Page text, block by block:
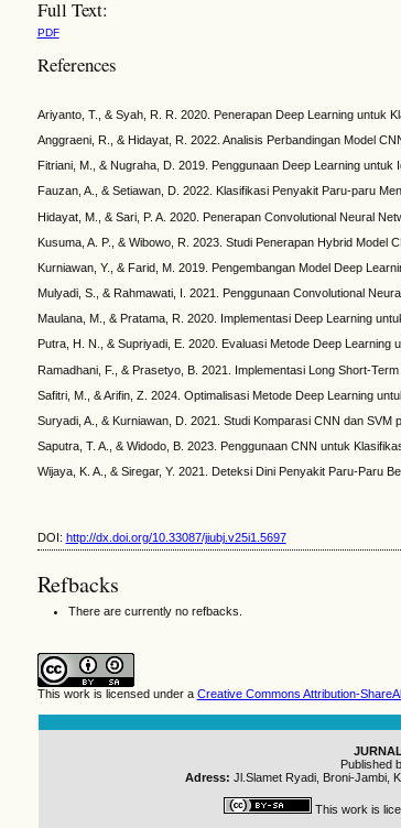
Full Text:
PDF
References
Ariyanto, T., & Syah, R. R. 2020. Penerapan Deep Learning untuk
Anggraeni, R., & Hidayat, R. 2022. Analisis Perbandingan Model
Fitriani, M., & Nugraha, D. 2019. Penggunaan Deep Learning
Fauzan, A., & Setiawan, D. 2022. Klasifikasi Penyakit Paru-paru
Hidayat, M., & Sari, P. A. 2020. Penerapan Convolutional Neural
Kusuma, A. P., & Wibowo, R. 2023. Studi Penerapan Hybrid
Kurniawan, Y., & Farid, M. 2019. Pengembangan Model Deep
Mulyadi, S., & Rahmawati, I. 2021. Penggunaan Convolutional
Maulana, M., & Pratama, R. 2020. Implementasi Deep Learning
Putra, H. N., & Supriyadi, E. 2020. Evaluasi Metode Deep
Ramadhani, F., & Prasetyo, B. 2021. Implementasi Long Short-
Safitri, M., & Arifin, Z. 2024. Optimalisasi Metode Deep Learning
Suryadi, A., & Kurniawan, D. 2021. Studi Komparasi CNN dan
Saputra, T. A., & Widodo, B. 2023. Penggunaan CNN untuk
Wijaya, K. A., & Siregar, Y. 2021. Deteksi Dini Penyakit Paru-Paru
DOI: http://dx.doi.org/10.33087/jiubj.v25i1.5697
Refbacks
There are currently no refbacks.
This work is licensed under a Creative Commons Attribution-
Published
Adress: Jl.Slamet Ryadi, Broni-Jambi,
This work is